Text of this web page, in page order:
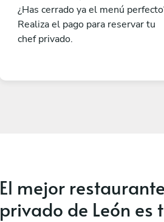
¿Has cerrado ya el menú
Realiza el pago para reservar tu
chef privado.
El mejor restaurante
privado de León es